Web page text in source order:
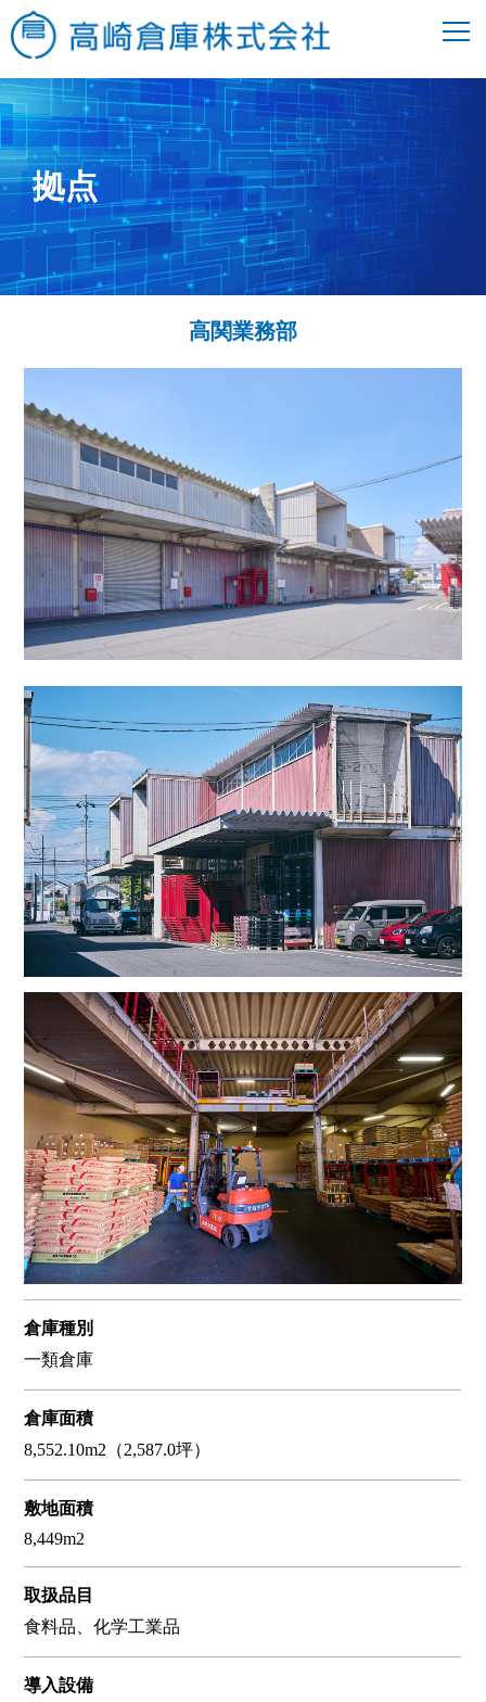
拠点
高関業務部
倉庫種別
一類倉庫
倉庫面積
8,552.10m2（2,587.0坪）
敷地面積
8,449m2
取扱品目
食料品、化学工業品
導入設備